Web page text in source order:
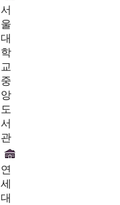
서
울
대
학
교
중
앙
도
서
관
연
세
대